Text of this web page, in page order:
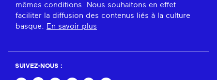
mêmes conditions. Nous souhaitons en effet
faciliter la diffusion des contenus liés à la culture
basque. En savoir plus
SUIVEZ-NOUS :